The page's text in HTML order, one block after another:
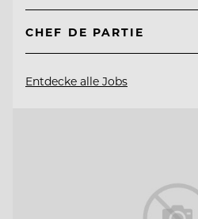
CHEF DE PARTIE
Entdecke alle Jobs